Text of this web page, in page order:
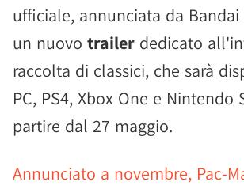
ufficiale, annunciata da
un nuovo trailer dedicato
raccolta di classici, che sarà
PC, PS4, Xbox One e Nintendo
partire dal 27 maggio.
Annunciato a novembre, Pac-